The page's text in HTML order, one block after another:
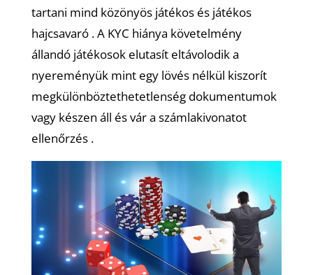
tartani mind közönyös játékos és játékos
hajcsavaró . A KYC hiánya követelmény
állandó játékosok elutasít eltávolodik a
nyereményük mint egy lövés nélkül kiszorít
megkülönböztethetetlenség dokumentumok
vagy készen áll és vár a számlakivonatot
ellenőrzés .